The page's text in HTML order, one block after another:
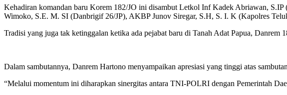
Kehadiran komandan baru Korem 182/JO ini disambut Letkol Inf Kadek Abriawan,
Wimoko, S.E. M. SI (Danbrigif 26/JP), AKBP Junov Siregar, S.H, S. I. K (Kapolres
Tradisi yang juga tak ketinggalan ketika ada pejabat baru di Tanah Adat Papua,
Dalam sambutannya, Danrem Hartono menyampaikan apresiasi yang tinggi atas
“Melalui momentum ini diharapkan sinergitas antara TNI-POLRI dengan Pemerintah